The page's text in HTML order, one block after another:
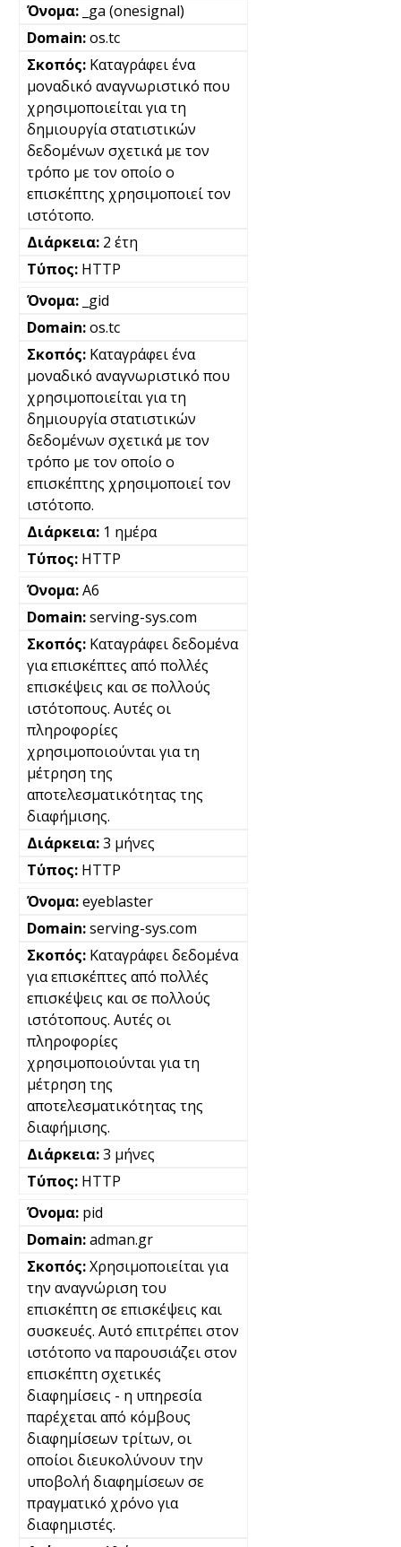
_ga (onesignal)
os.tc
Καταγράφει ένα
μοναδικό αναγνωριστικό που
χρησιμοποιείται για τη
δημιουργία στατιστικών
δεδομένων σχετικά με τον
τρόπο με τον οποίο ο
επισκέπτης χρησιμοποιεί τον
ιστότοπο.
2 έτη
HTTP
_gid
os.tc
Καταγράφει ένα
μοναδικό αναγνωριστικό που
χρησιμοποιείται για τη
δημιουργία στατιστικών
δεδομένων σχετικά με τον
τρόπο με τον οποίο ο
επισκέπτης χρησιμοποιεί τον
ιστότοπο.
1 ημέρα
HTTP
A6
serving-sys.com
Καταγράφει δεδομένα
για επισκέπτες από πολλές
επισκέψεις και σε πολλούς
ιστότοπους. Αυτές οι
πληροφορίες
χρησιμοποιούνται για τη
μέτρηση της
αποτελεσματικότητας της
διαφήμισης.
3 μήνες
HTTP
eyeblaster
serving-sys.com
Καταγράφει δεδομένα
για επισκέπτες από πολλές
επισκέψεις και σε πολλούς
ιστότοπους. Αυτές οι
πληροφορίες
χρησιμοποιούνται για τη
μέτρηση της
αποτελεσματικότητας της
διαφήμισης.
3 μήνες
HTTP
pid
adman.gr
Χρησιμοποιείται για
την αναγνώριση του
επισκέπτη σε επισκέψεις και
συσκευές. Αυτό επιτρέπει στον
ιστότοπο να παρουσιάζει στον
επισκέπτη σχετικές
διαφημίσεις - η υπηρεσία
παρέχεται από κόμβους
διαφημίσεων τρίτων, οι
οποίοι διευκολύνουν την
υποβολή διαφημίσεων σε
πραγματικό χρόνο για
διαφημιστές.